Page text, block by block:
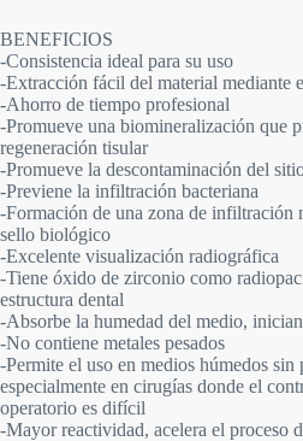
BENEFICIOS
-Consistencia ideal para su uso
-Extracción fácil del material mediante
-Ahorro de tiempo profesional
-Promueve una biomineralización que
regeneración tisular
-Promueve la descontaminación del
-Previene la infiltración bacteriana
-Formación de una zona de infiltración
sello biológico
-Excelente visualización radiográfica
-Tiene óxido de zirconio como
estructura dental
-Absorbe la humedad del medio,
-No contiene metales pesados
-Permite el uso en medios húmedos sin
especialmente en cirugías donde el
operatorio es difícil
-Mayor reactividad, acelera el proceso